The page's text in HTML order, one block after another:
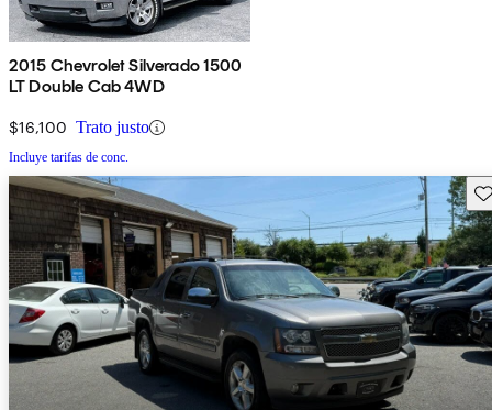
2015 Chevrolet Silverado 1500
LT Double Cab 4WD
$16,100 Trato justo
Incluye tarifas de conc.